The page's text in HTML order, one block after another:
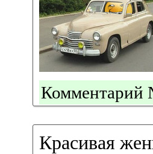
Комментарий
Красивая